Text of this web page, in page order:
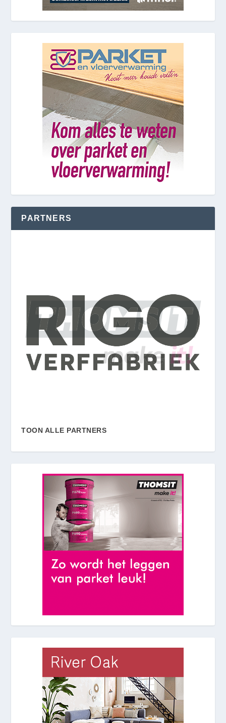
PARTNERS
TOON ALLE PARTNERS